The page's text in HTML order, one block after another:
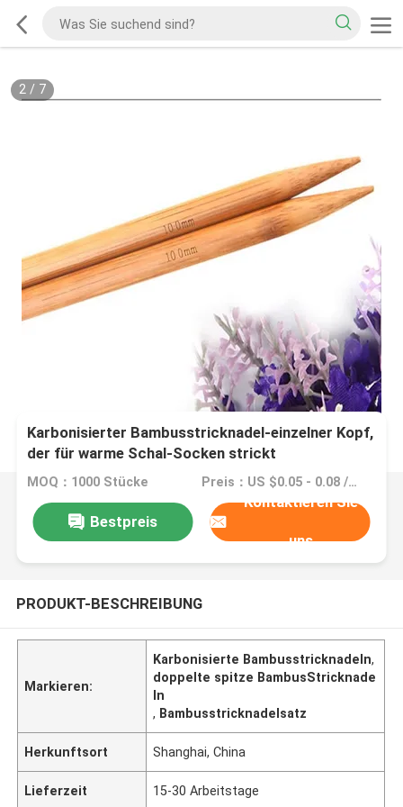
2/ 7
Karbonisierter Bambusstricknadel-einzelner Kopf,
der für warme Schal-Socken strickt
MOQ：1000 Stücke Preis：US $0.05 - 0.08 / Piece
Bestpreis
Kontaktieren Sie
uns
PRODUKT-BESCHREIBUNG
Markieren:
Karbonisierte Bambusstricknadeln,
doppelte spitze BambusStricknade
ln
, Bambusstricknadelsatz
Herkunftsort Shanghai, China
Lieferzeit 15-30 Arbeitstage